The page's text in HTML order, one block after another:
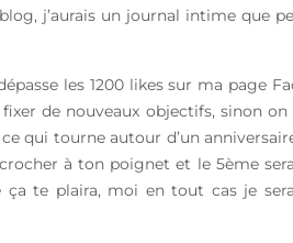
j’aurais un journal intime que
les 1200 likes sur ma page
de nouveaux objectifs, sinon on
qui tourne autour d’un
à ton poignet et le 5ème
ça te plaira, moi en tout cas je